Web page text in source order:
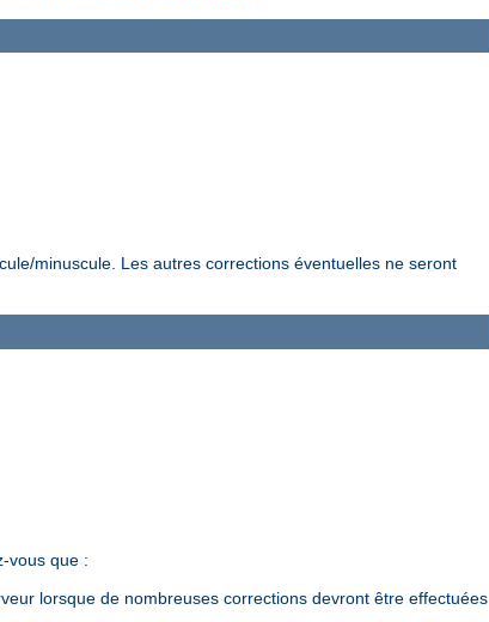
minuscule. Les autres corrections éventuelles ne seront
vous que :
lorsque de nombreuses corrections devront être effectuées